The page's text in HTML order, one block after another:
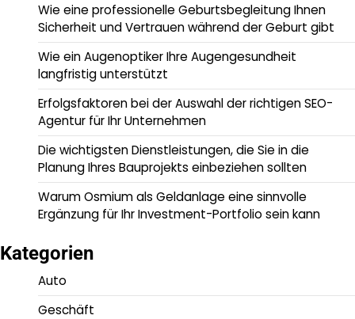
Wie eine professionelle Geburtsbegleitung Ihnen
Sicherheit und Vertrauen während der Geburt gibt
Wie ein Augenoptiker Ihre Augengesundheit
langfristig unterstützt
Erfolgsfaktoren bei der Auswahl der richtigen SEO-
Agentur für Ihr Unternehmen
Die wichtigsten Dienstleistungen, die Sie in die
Planung Ihres Bauprojekts einbeziehen sollten
Warum Osmium als Geldanlage eine sinnvolle
Ergänzung für Ihr Investment-Portfolio sein kann
Kategorien
Auto
Geschäft